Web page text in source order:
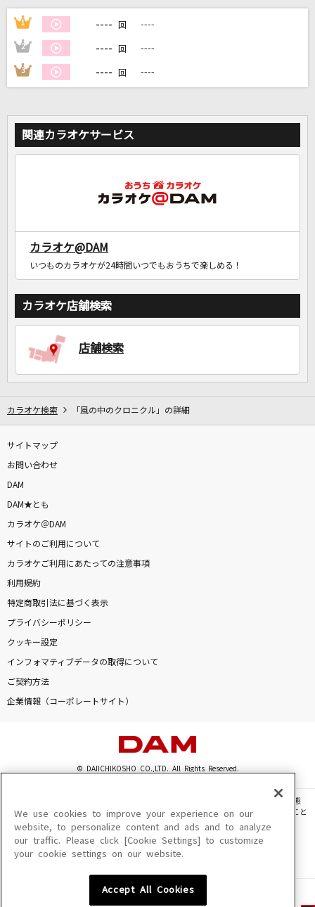
1 ---- 回 ----
2 ---- 回 ----
3 ---- 回 ----
関連カラオケサービス
カラオケ@DAM
いつものカラオケが24時間いつでもおうちで楽しめる！
カラオケ店舗検索
店舗検索
カラオケ検索 「風の中のクロニクル」の詳細
サイトマップ
お問い合わせ
DAM
DAM★とも
カラオケ＠DAM
サイトのご利用について
カラオケご利用にあたっての注意事項
利用規約
特定商取引法に基づく表示
プライバシーポリシー
クッキー設定
インフォマティブデータの取得について
ご契約方法
企業情報（コーポレートサイト）
© DAIICHIKOSHO CO.,LTD. All Rights Reserved.
このサイトに掲載されている一切の文章・画像・写真・動画・音声等を、手段や形態
を問わず、著作権法の定める範囲を超えて無断で複製、転載、ファイル化などすること
を禁じます。
楽曲及びコンテンツは、機種によりご利用いただけない場合があります。
楽曲及びコンテンツの配信日、配信内容が変更になる場合があります。
We use cookies to improve your experience on our
website, to personalize content and ads and to analyze
our traffic. Please click [Cookie Settings] to customize
your cookie settings on our website.
Accept All Cookies